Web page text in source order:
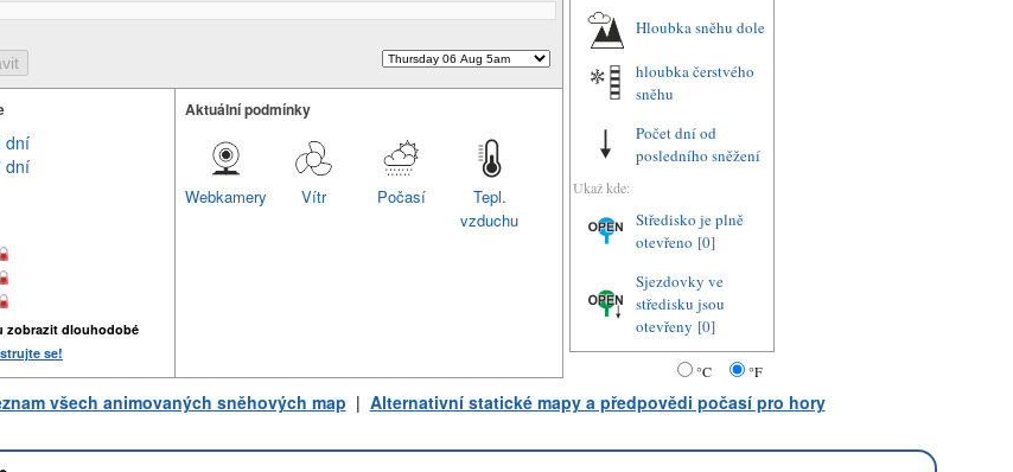
dní
dní
zobrazit dlouhodobé
se!
Aktuální podmínky
Tepl.
vzduchu
Počasí
Vítr
Webkamery
Hloubka sněhu dole
hloubka čerstvého
sněhu
Počet dní od
posledního sněžení
Ukaž kde:
Středisko je plně
otevřeno [0]
Sjezdovky ve
středisku jsou
otevřeny [0]
°C °F
všech animovaných sněhových map | Alternativní statické mapy a předpovědi počasí pro hory